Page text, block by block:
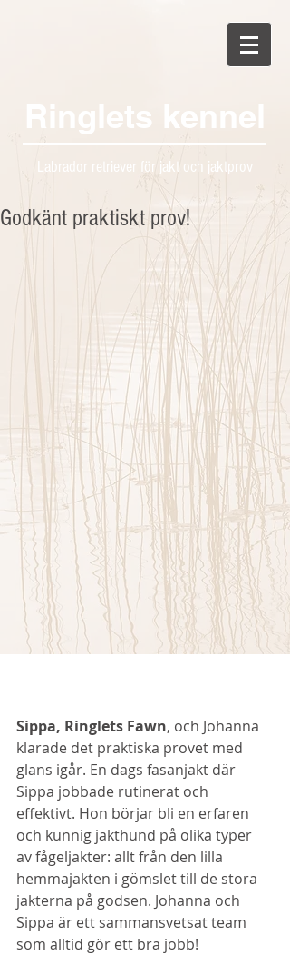
Ringlets kennel
Labrador retriever för jakt och jaktprov
Godkänt praktiskt prov!
Sippa, Ringlets Fawn, och Johanna
klarade det praktiska provet med
glans igår. En dags fasanjakt där
Sippa jobbade rutinerat och
effektivt. Hon börjar bli en erfaren
och kunnig jakthund på olika typer
av fågeljakter: allt från den lilla
hemmajakten i gömslet till de stora
jakterna på godsen. Johanna och
Sippa är ett sammansvetsat team
som alltid gör ett bra jobb!